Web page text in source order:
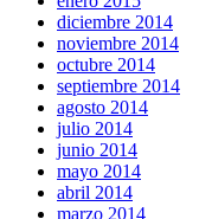
diciembre 2014
noviembre 2014
octubre 2014
septiembre 2014
agosto 2014
julio 2014
junio 2014
mayo 2014
abril 2014
marzo 2014